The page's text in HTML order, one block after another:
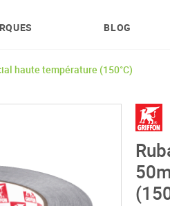
BLOG
haute température (150°C)